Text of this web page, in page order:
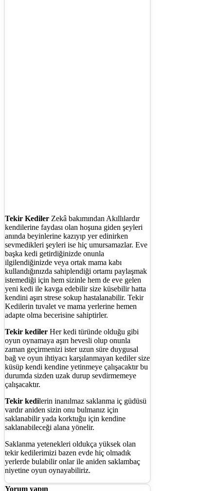
Tekir Kediler Zekâ bakımından Akıllılardır
kendilerine faydası olan hoşuna giden şeyleri
anında beyinlerine kazıyıp yer edinirken
sevmedikleri şeyleri ise hiç umursamazlar. Eve
başka kedi getirdiğinizde onunla
ilgilendiğinizde veya ortak mama kabı
kullandığınızda sahiplendiği ortamı paylaşmak
istemediği için hem sizinle hem de eve gelen
yeni kedi ile kavga edebilir size küsebilir hatta
kendini aşırı strese sokup hastalanabilir. Tekir
Kedilerin tuvalet ve mama yerlerine hemen
adapte olma becerisine sahiptirler.
Tekir kediler Her kedi türünde olduğu gibi
oyun oynamaya aşırı hevesli olup onunla
zaman geçirmenizi ister uzun süre duygusal
bağ ve oyun ihtiyacı karşılanmayan kediler size
küsüp kendi kendine yetinmeye çalışacaktır bu
durumda sizden uzak durup sevdirmemeye
çalışacaktır.
Tekir kedilerin inanılmaz saklanma iç güdüsü
vardır aniden sizin onu bulmanız için
saklanabilir yada korktuğu için kendine
saklanabileceği alana yönelir.
Saklanma yetenekleri oldukça yüksek olan
tekir kedilerimizi bazen evde hiç olmadık
yerlerde bulabilir onlar ile aniden saklambaç
niyetine oyun oynayabiliriz.
Yorum yapın